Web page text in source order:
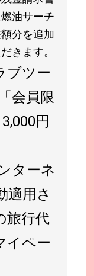
油サーチ
分を追加
きます。
ブツー
会員限
円
ターネ
適用さ
旅行代
イペー